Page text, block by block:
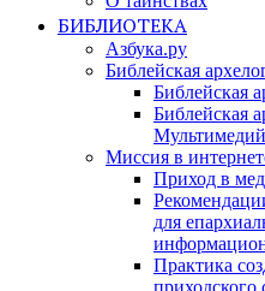
БИБЛИОТЕКА
Азбука.ру
Библейская
Библейская
Библейская
Миссия в
Приход в
для
Практика